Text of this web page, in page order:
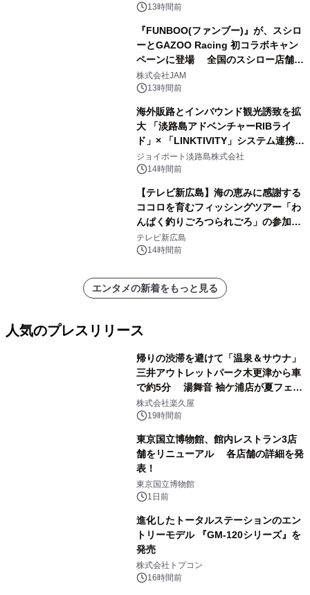
13時間前
『FUNBOO(ファンブー)』が、スシロ
ーとGAZOO Racing 初コラボキャン
ペーンに登場 全国のスシロー店舗で
GR 4車種の FUNBOO(ミニカー)付き
メニューが展開されます
株式会社JAM
13時間前
海外販路とインバウンド観光誘致を拡
大 「淡路島アドベンチャーRIBライ
ド」× 「LINKTIVITY」システム連携を
開始！
ジョイポート淡路島株式会社
14時間前
【テレビ新広島】海の恵みに感謝する
ココロを育むフィッシングツアー「わ
んぱく釣りごろつられごろ」の参加小
学生を募集
テレビ新広島
14時間前
エンタメの新着をもっと見る
人気のプレスリリース
帰りの渋滞を避けて「温泉＆サウナ」
三井アウトレットパーク木更津から車
で約5分 湯舞音 袖ケ浦店が夏フェア
メニューを提供
株式会社楽久屋
19時間前
東京国立博物館、館内レストラン3店
舗をリニューアル 各店舗の詳細を発
表！
東京国立博物館
1日前
進化したトータルステーションのエン
トリーモデル 『GM-120シリーズ』を
発売
株式会社トプコン
16時間前